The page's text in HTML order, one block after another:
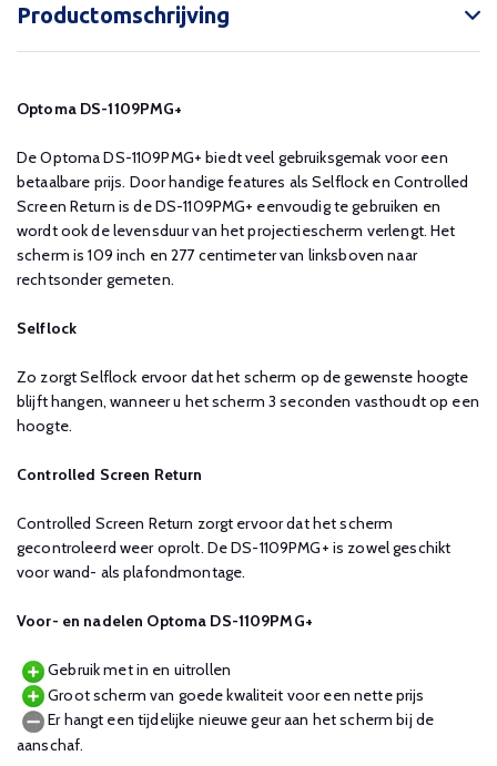
Productomschrijving
Optoma DS-1109PMG+
De Optoma DS-1109PMG+ biedt veel gebruiksgemak voor een
betaalbare prijs. Door handige features als Selflock en Controlled
Screen Return is de DS-1109PMG+ eenvoudig te gebruiken en
wordt ook de levensduur van het projectiescherm verlengt. Het
scherm is 109 inch en 277 centimeter van linksboven naar
rechtsonder gemeten.
Selflock
Zo zorgt Selflock ervoor dat het scherm op de gewenste hoogte
blijft hangen, wanneer u het scherm 3 seconden vasthoudt op een
hoogte.
Controlled Screen Return
Controlled Screen Return zorgt ervoor dat het scherm
gecontroleerd weer oprolt. De DS-1109PMG+ is zowel geschikt
voor wand- als plafondmontage.
Voor- en nadelen Optoma DS-1109PMG+
Gebruik met in en uitrollen
Groot scherm van goede kwaliteit voor een nette prijs
Er hangt een tijdelijke nieuwe geur aan het scherm bij de
aanschaf.